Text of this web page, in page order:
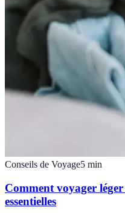
Conseils de Voyage5 min
Comment voyager
essentielles